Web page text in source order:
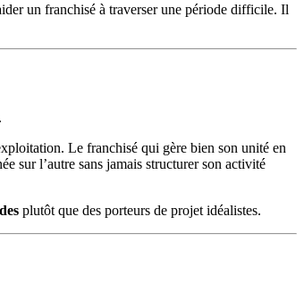
un franchisé à traverser une période difficile. Il
Le franchisé qui gère bien son unité en
sur l’autre sans jamais structurer son activité
plutôt que des porteurs de projet idéalistes.